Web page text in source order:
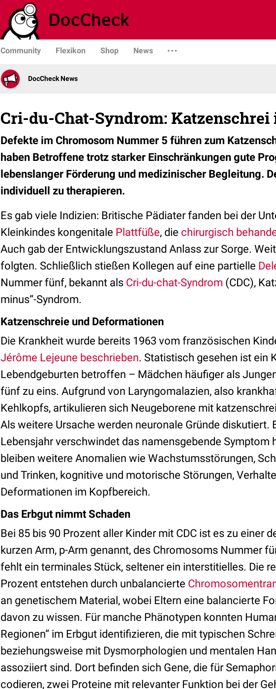
Community Flexikon Shop News
DocCheck News
Cri-du-Chat-Syndrom:
Defekte im Chromosom Nummer 5 führen zum
haben Betroffene trotz starker Einschränkungen gute
lebenslanger Förderung und medizinischer Begleitung.
individuell zu therapieren.
Es gab viele Indizien: Britische Pädiater fanden bei der
Kleinkindes kongenitale Plattfüße, die chirurgisch
Auch gab der Entwicklungszustand Anlass zur Sorge.
folgten. Schließlich stießen Kollegen auf eine partielle
Nummer fünf, bekannt als Cri-du-chat-Syndrom (CDC),
minus“-Syndrom.
Katzenschreie und Deformationen
Die Krankheit wurde bereits 1963 vom französischen
Jérôme Lejeune beschrieben. Statistisch gesehen ist ein
Lebendgeburten betroffen – Mädchen häufiger als
fünf zu eins. Aufgrund von Laryngomalazien, also
Kehlkopfs, artikulieren sich Neugeborene mit
Als weitere Ursache werden neuronale Gründe diskutiert.
Lebensjahr verschwindet das namensgebende Symptom
bleiben weitere Anomalien wie Wachstumsstörungen,
und Trinken, kognitive und motorische Störungen,
Deformationen im Kopfbereich.
Das Erbgut nimmt Schaden
Bei 85 bis 90 Prozent aller Kinder mit CDC ist es zu einer
kurzen Arm, p-Arm genannt, des Chromosoms Nummer
fehlt ein terminales Stück, seltener ein interstitielles. Die
Prozent entstehen durch unbalancierte
an genetischem Material, wobei Eltern eine balancierte
davon zu wissen. Für manche Phänotypen konnten
Regionen“ im Erbgut identifizieren, die mit typischen
beziehungsweise mit Dysmorphologien und mentalen
assoziiert sind. Dort befinden sich Gene, die für
codieren, zwei Proteine mit relevanter Funktion bei der